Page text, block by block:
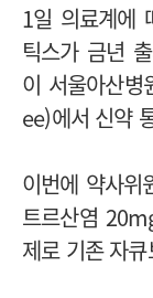
1일 의료계에
틱스가 금년
이 서울아산
ee)에서 신약
이번에 약사위
트르산염
제로 기존 자